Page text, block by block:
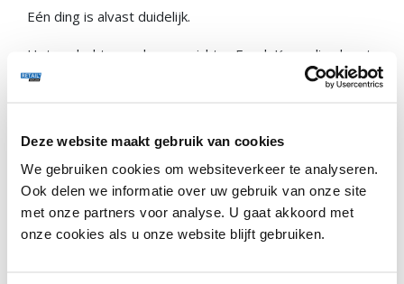
Deze website maakt gebruik van cookies
We gebruiken cookies om websiteverkeer te analyseren.
Ook delen we informatie over uw gebruik van onze site
met onze partners voor analyse. U gaat akkoord met
onze cookies als u onze website blijft gebruiken.
Eén ding is alvast duidelijk.
Het gedachtegoed van oprichter Freek Kamerling komt
overal terug. Het uit zich in duidelijke kernwaarden die
de ideeën voeden, beslissingen leiden en de richting
Verder krijgen we antwoorden op volgende vragen:
Waarom zijn de winkels vaak wat ouder en liggen
ze op bizarre locaties?
Hoe speelt het concept in op lokaal